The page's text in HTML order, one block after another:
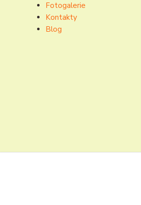
Fotogalerie
Kontakty
Blog